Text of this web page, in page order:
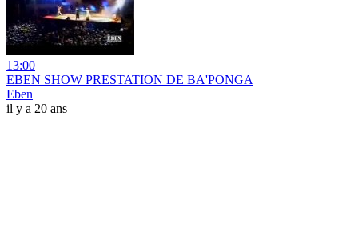
13:00
EBEN SHOW PRESTATION DE BA'PONGA
Eben
il y a 20 ans